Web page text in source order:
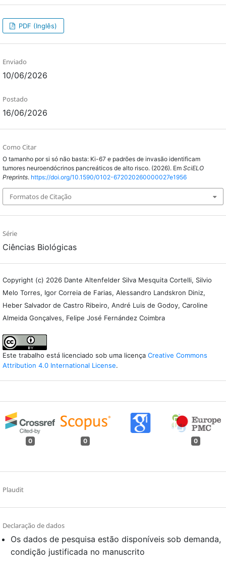
PDF (Inglês)
Enviado
10/06/2026
Postado
16/06/2026
Como Citar
O tamanho por si só não basta: Ki-67 e padrões de invasão identificam
tumores neuroendócrinos pancreáticos de alto risco. (2026). Em SciELO
Preprints. https://doi.org/10.1590/0102-672020260000027e1956
Formatos de Citação
Série
Ciências Biológicas
Copyright (c) 2026 Dante Altenfelder Silva Mesquita Cortelli, Silvio
Melo Torres, Igor Correia de Farias, Alessandro Landskron Diniz,
Heber Salvador de Castro Ribeiro, André Luis de Godoy, Caroline
Almeida Gonçalves, Felipe José Fernández Coimbra
Este trabalho está licenciado sob uma licença Creative Commons
Attribution 4.0 International License.
0 0 0
Plaudit
Declaração de dados
Os dados de pesquisa estão disponíveis sob demanda,
condição justificada no manuscrito